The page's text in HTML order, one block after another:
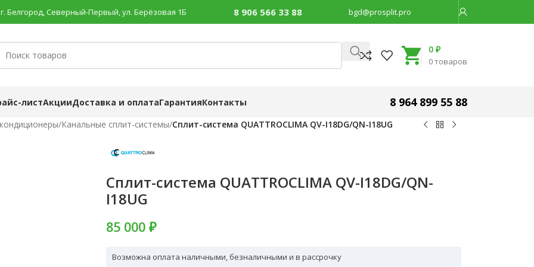
г. Белгород, Северный-Первый, ул. Берёзовая 1Б 8 906 566 33 88 bgd@prosplit.pro
0товаров
0 ₽
листАкцииДоставка и оплатаГарантияКонтакты 8 964 899 55 88
/Канальные сплит-системы/Сплит-система QUATTROCLIMA QV-I18DG/QN-I18UG
Сплит-система QUATTROCLIMA QV-I18DG/QN-
I18UG
85 000 ₽
Возможна оплата наличными, безналичными и в рассрочку